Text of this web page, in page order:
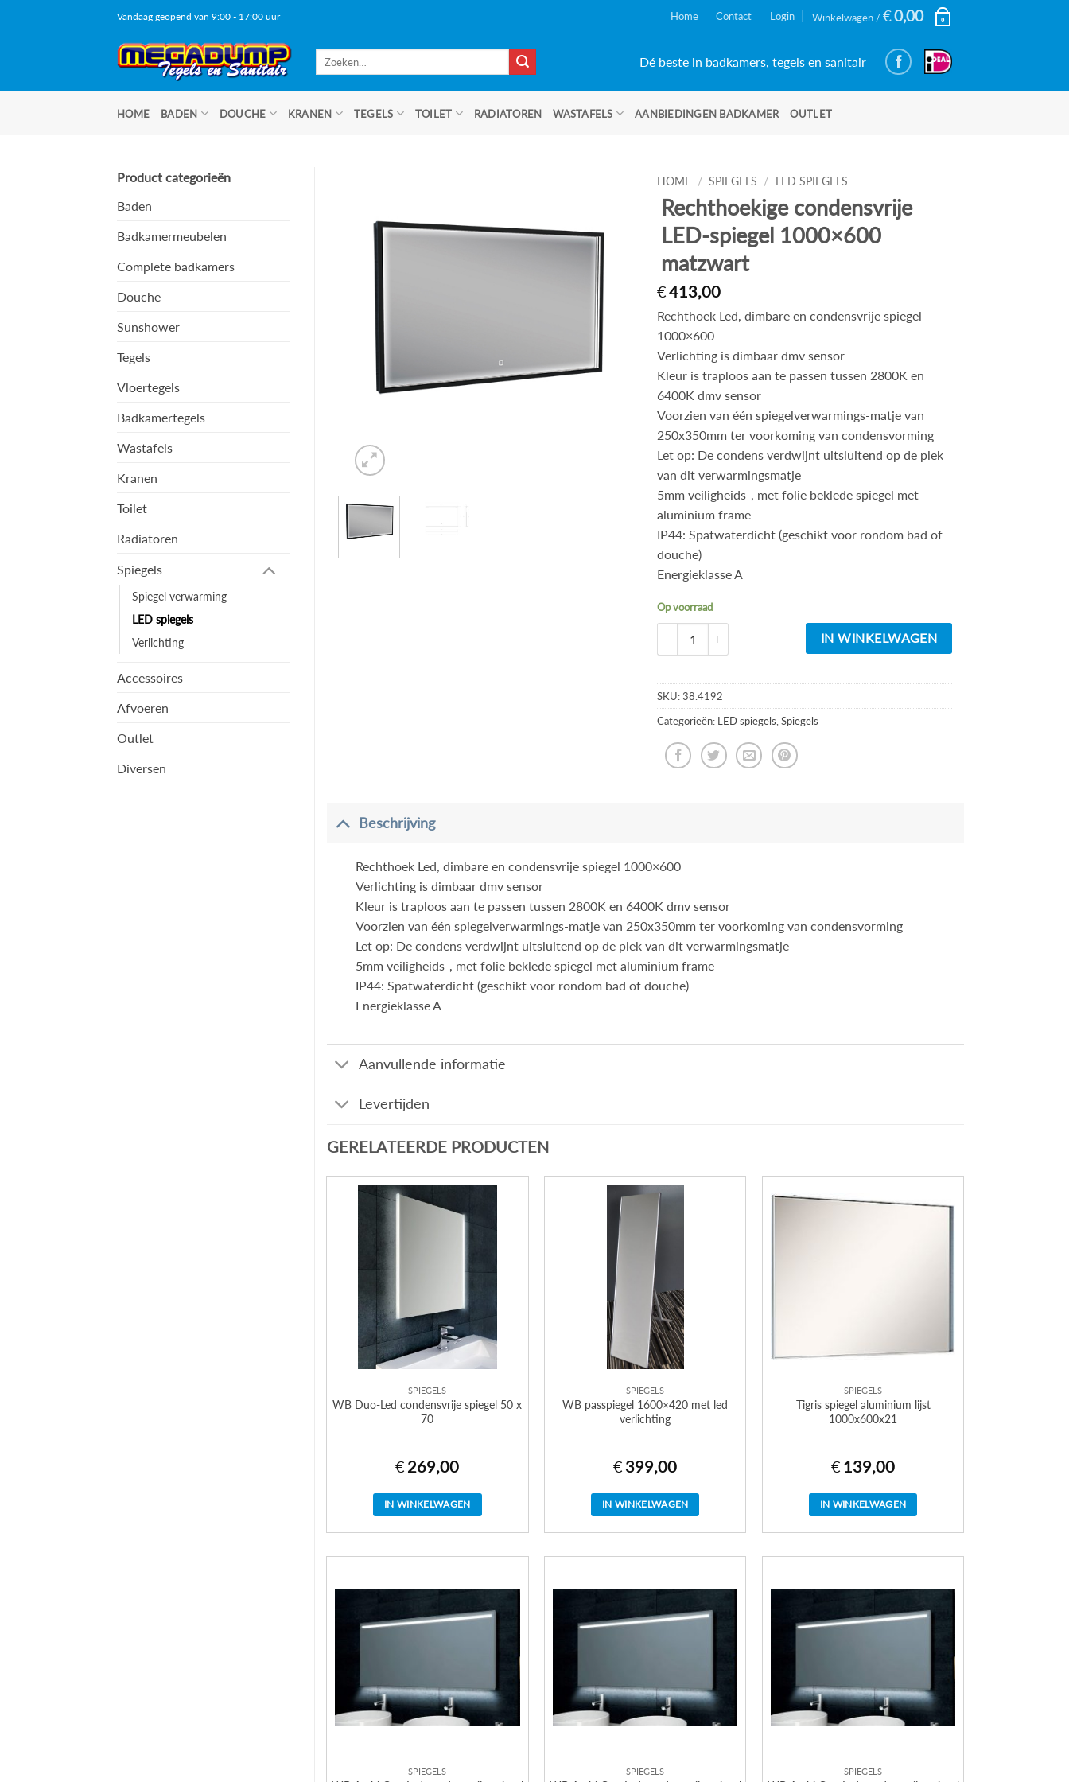
Vandaag geopend van 9:00 - 17:00 uur Home Contact Login Winkelwagen /€0,00 0
Dé beste in badkamers, tegels en sanitair
HOME BADEN DOUCHE KRANEN TEGELS TOILET RADIATOREN WASTAFELS AANBIEDINGEN BADKAMER OUTLET
Product categorieën
Baden
Badkamermeubelen
Complete badkamers
Douche
Sunshower
Tegels
Vloertegels
Badkamertegels
Wastafels
Kranen
Toilet
Radiatoren
Spiegels
Spiegel verwarming
LED spiegels
Verlichting
Accessoires
Afvoeren
Outlet
Diversen
HOME / SPIEGELS / LED SPIEGELS
Rechthoekige condensvrije
LED-spiegel 1000×600
matzwart
€413,00
Rechthoek Led, dimbare en condensvrije spiegel
1000×600
Verlichting is dimbaar dmv sensor
Kleur is traploos aan te passen tussen 2800K en
6400K dmv sensor
Voorzien van één spiegelverwarmings-matje van
250x350mm ter voorkoming van condensvorming
Let op: De condens verdwijnt uitsluitend op de plek
van dit verwarmingsmatje
5mm veiligheids-, met folie beklede spiegel met
aluminium frame
IP44: Spatwaterdicht (geschikt voor rondom bad of
douche)
Energieklasse A
Op voorraad
Rechthoekige condensvrije LED-spiegel 1000x600 matzwart aantal
IN WINKELWAGEN
SKU:38.4192
Categorieën: LED spiegels ,Spiegels
Beschrijving
Rechthoek Led, dimbare en condensvrije spiegel 1000×600
Verlichting is dimbaar dmv sensor
Kleur is traploos aan te passen tussen 2800K en 6400K dmv sensor
Voorzien van één spiegelverwarmings-matje van 250x350mm ter voorkoming van condensvorming
Let op: De condens verdwijnt uitsluitend op de plek van dit verwarmingsmatje
5mm veiligheids-, met folie beklede spiegel met aluminium frame
IP44: Spatwaterdicht (geschikt voor rondom bad of douche)
Energieklasse A
Aanvullende informatie
Levertijden
GERELATEERDE PRODUCTEN
SPIEGELS
WB Duo-Led condensvrije spiegel 50 x
70
€ 269,00
IN WINKELWAGEN
SPIEGELS
WB passpiegel 1600×420 met led
verlichting
€ 399,00
IN WINKELWAGEN
SPIEGELS
Tigris spiegel aluminium lijst
1000x600x21
€ 139,00
IN WINKELWAGEN
SPIEGELS SPIEGELS SPIEGELS